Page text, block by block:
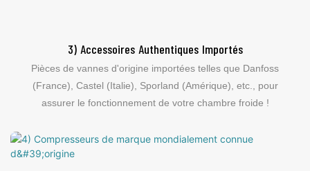
3) Accessoires Authentiques Importés
Pièces de vannes d'origine importées telles que Danfoss
(France), Castel (Italie), Sporland (Amérique), etc., pour
assurer le fonctionnement de votre chambre froide !